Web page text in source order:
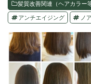
髪質改善関連（ヘアカラー等
アンチエイジング ノ